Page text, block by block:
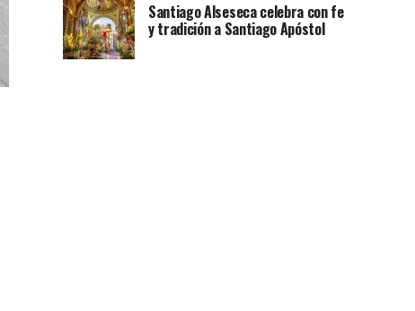
Santiago Alseseca celebra con fe
y tradición a Santiago Apóstol